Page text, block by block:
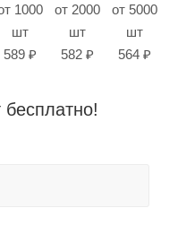
1000
шт
589 ₽
от 2000
шт
582 ₽
от 5000
шт
564 ₽